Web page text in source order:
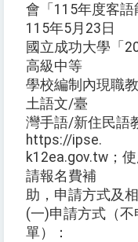
會「115年度客
115年5月23日
國立成功大學「
高級中等
學校編制內現職
土語文/臺
灣手語/新住民語
https://ipse.
k12ea.gov.tw；
請報名費補
助，申請方式及
(一)申請方式（
單）：